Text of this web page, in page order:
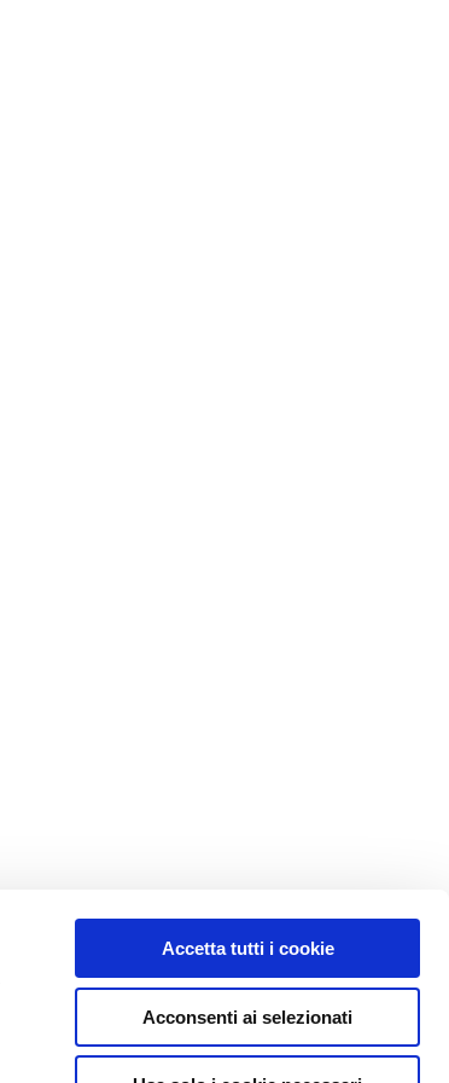
Accetta tutti i cookie
Acconsenti ai selezionati